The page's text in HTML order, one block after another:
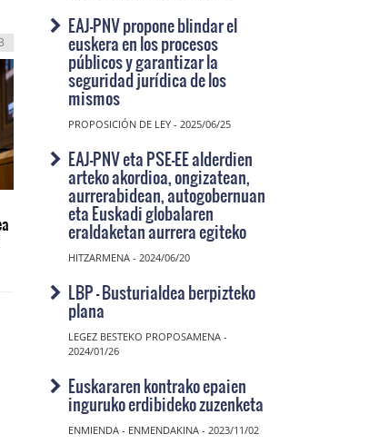
EAJ-PNV propone blindar el
euskera en los procesos
públicos y garantizar la
seguridad jurídica de los
mismos
PROPOSICIÓN DE LEY - 2025/06/25
EAJ-PNV eta PSE-EE alderdien
arteko akordioa, ongizatean,
aurrerabidean, autogobernuan
eta Euskadi globalaren
eraldaketan aurrera egiteko
HITZARMENA - 2024/06/20
LBP - Busturialdea berpizteko
plana
LEGEZ BESTEKO PROPOSAMENA -
2024/01/26
Euskararen kontrako epaien
inguruko erdibideko zuzenketa
ENMIENDA - ENMENDAKINA - 2023/11/02